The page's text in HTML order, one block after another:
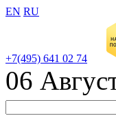
EN RU
+7(495) 641 02 74
06